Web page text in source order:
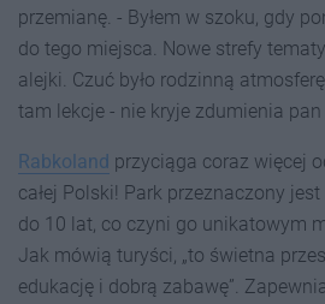
przemianę. - Byłem w szoku, gdy
do tego miejsca. Nowe strefy
alejki. Czuć było rodzinną
tam lekcje - nie kryje zdumienia
Rabkoland przyciąga coraz więcej
całej Polski! Park przeznaczony
do 10 lat, co czyni go unikatowym
Jak mówią turyści, „to świetna
edukację i dobrą zabawę”.